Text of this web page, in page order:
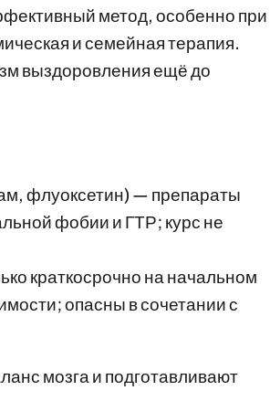
метод, особенно при
и семейная терапия.
выздоровления ещё до
флуоксетин) — препараты
фобии и ГТР; курс не
краткосрочно на начальном
опасны в сочетании с
мозга и подготавливают